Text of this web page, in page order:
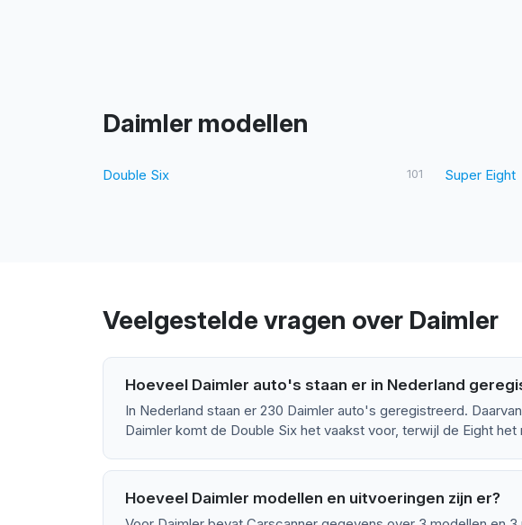
Daimler modellen
Double Six 101 Super Eight
Veelgestelde vragen over Daimler
Hoeveel Daimler auto's staan er in Nederland
In Nederland staan er 230 Daimler auto's geregistreerd.
Daimler komt de Double Six het vaakst voor, terwijl de Eight
Hoeveel Daimler modellen en uitvoeringen zijn er?